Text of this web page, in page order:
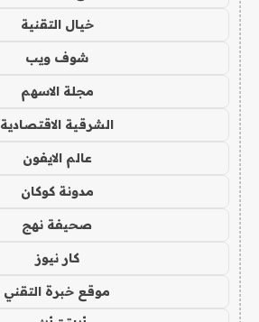
خيال التقنية
شوف ويب
مجلة الاسهم
الشرقية الاقتصادية
عالم الايفون
مدونة كوكان
صحيفة نهج
كار نيوز
موقع خبرة التقني